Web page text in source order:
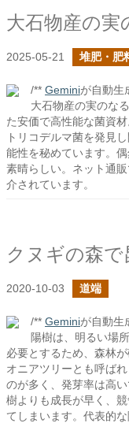
大石物産の実
2025-05-21 堆肥・肥
/** Geminiが自動生
大石物産の実のな
た安価で高性能な菌資
トリコデルマ菌を発見
能性を秘めています。
素晴らしい。ネット通
介されています。
クヌギの森で
2020-10-03 道端
/** Geminiが自動生
陽樹は、明るい場
必要とするため、森林
オニアツリーとも呼ば
のが多く、発芽率は高
樹よりも成長が早く、
てしまいます。代表的